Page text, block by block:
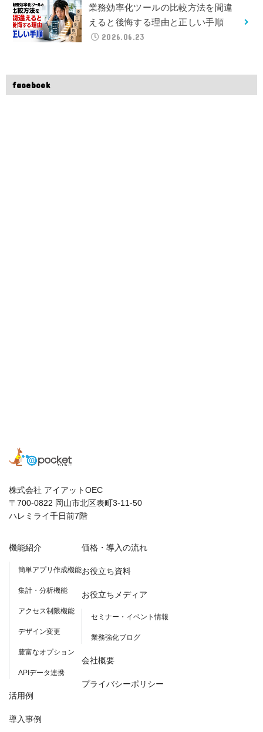
業務効率化ツールの比較方法を間違
えると後悔する理由と正しい手順
2026.06.23
facebook
株式会社 アイアットOEC
〒700-0822 岡山市北区表町3-11-50
ハレミライ千日前7階
機能紹介
簡単アプリ作成機能
集計・分析機能
アクセス制限機能
デザイン変更
豊富なオプション
APIデータ連携
活用例
導入事例
価格・導入の流れ
お役立ち資料
お役立ちメディア
セミナー・イベント情報
業務強化ブログ
会社概要
プライバシーポリシー